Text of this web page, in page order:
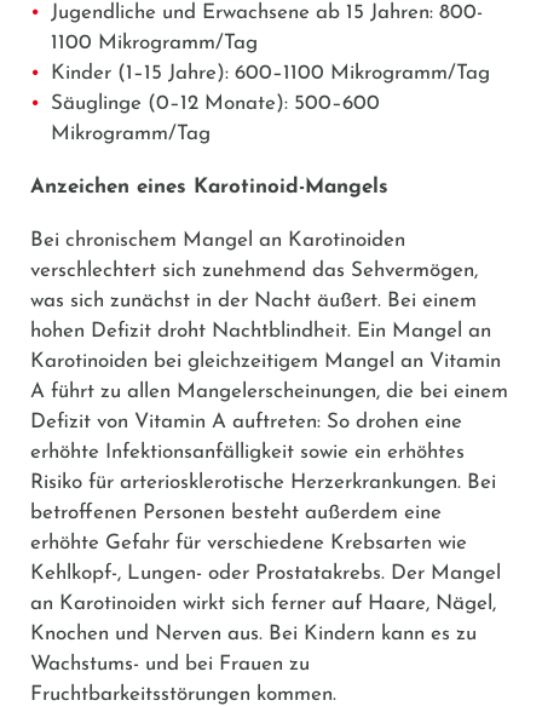
Jugendliche und Erwachsene ab 15 Jahren: 800-
1100 Mikrogramm/Tag
Kinder (1–15 Jahre): 600–1100 Mikrogramm/Tag
Säuglinge (0–12 Monate): 500–600
Mikrogramm/Tag
Anzeichen eines Karotinoid-Mangels
Bei chronischem Mangel an Karotinoiden
verschlechtert sich zunehmend das Sehvermögen,
was sich zunächst in der Nacht äußert. Bei einem
hohen Defizit droht Nachtblindheit. Ein Mangel an
Karotinoiden bei gleichzeitigem Mangel an Vitamin
A führt zu allen Mangelerscheinungen, die bei einem
Defizit von Vitamin A auftreten: So drohen eine
erhöhte Infektionsanfälligkeit sowie ein erhöhtes
Risiko für arteriosklerotische Herzerkrankungen. Bei
betroffenen Personen besteht außerdem eine
erhöhte Gefahr für verschiedene Krebsarten wie
Kehlkopf-, Lungen- oder Prostatakrebs. Der Mangel
an Karotinoiden wirkt sich ferner auf Haare, Nägel,
Knochen und Nerven aus. Bei Kindern kann es zu
Wachstums- und bei Frauen zu
Fruchtbarkeitsstörungen kommen.